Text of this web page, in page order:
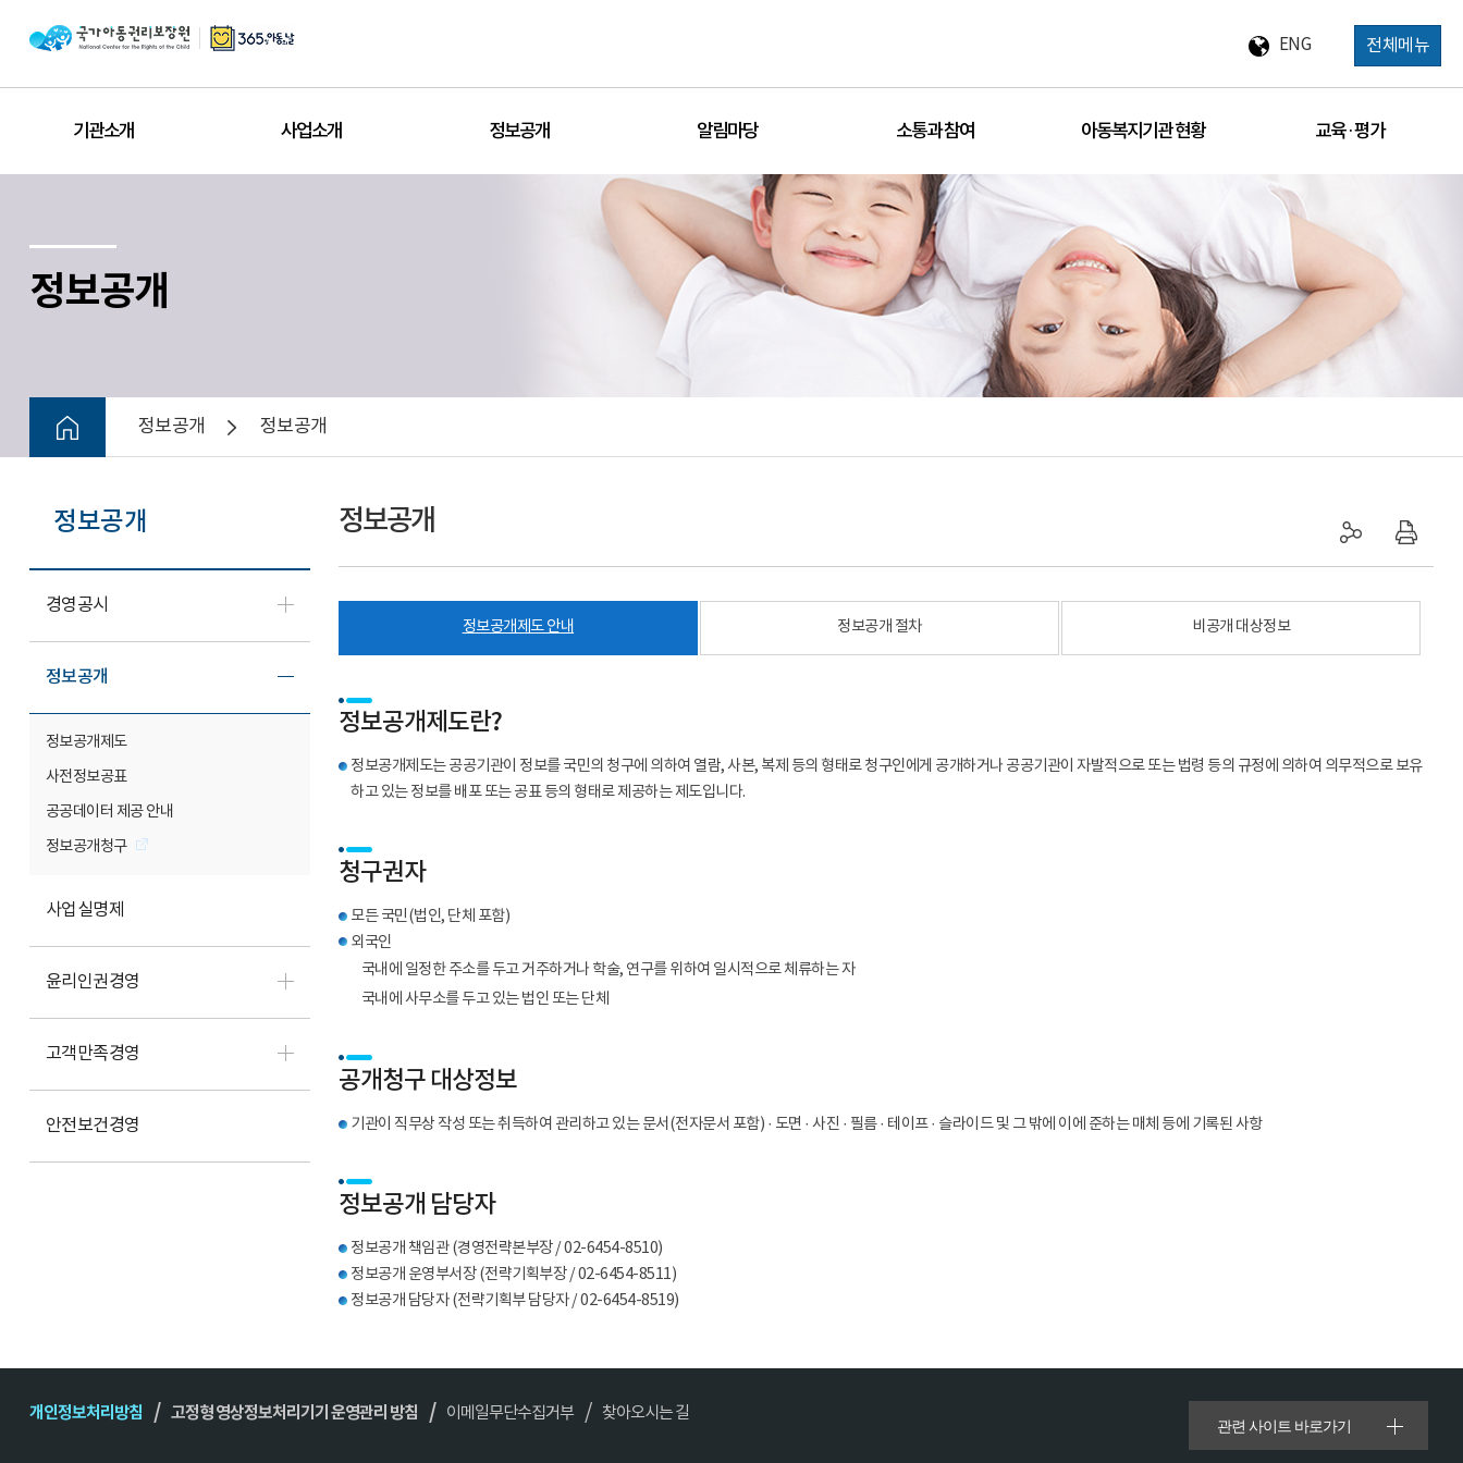
기관소개 사업소개 정보공개 알림마당 소통과 참여 아동복지기관 현황 교육 · 평가
ENG 전체메뉴
정보공개
정보공개 정보공개
정보공개
정보공개제도 안내 정보공개 절차 비공개 대상정보
정보공개제도란?
정보공개제도는 공공기관이 정보를 국민의 청구에 의하여 열람, 사본, 복제 등의 형태로 청구인에게 공개하거나 공공기관이 자발적으로 또는 법령 등의 규정에 의하여 의무적으로 보유
하고 있는 정보를 배포 또는 공표 등의 형태로 제공하는 제도입니다.
청구권자
모든 국민(법인, 단체 포함)
외국인
국내에 일정한 주소를 두고 거주하거나 학술, 연구를 위하여 일시적으로 체류하는 자
국내에 사무소를 두고 있는 법인 또는 단체
공개청구 대상정보
기관이 직무상 작성 또는 취득하여 관리하고 있는 문서(전자문서 포함) · 도면 · 사진 · 필름 · 테이프 · 슬라이드 및 그 밖에 이에 준하는 매체 등에 기록된 사항
정보공개 담당자
정보공개 책임관 (경영전략본부장 / 02-6454-8510)
정보공개 운영부서장 (전략기획부장 / 02-6454-8511)
정보공개 담당자 (전략기획부 담당자 / 02-6454-8519)
정보공개
경영공시
정보공개
정보공개제도
사전정보공표
공공데이터 제공 안내
정보공개청구
사업실명제
윤리인권경영
고객만족경영
안전보건경영
개인정보처리방침 고정형 영상정보처리기기 운영관리 방침 이메일무단수집거부 찾아오시는 길
관련 사이트 바로가기